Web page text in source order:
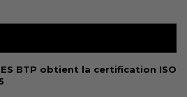
BTP obtient la certification ISO